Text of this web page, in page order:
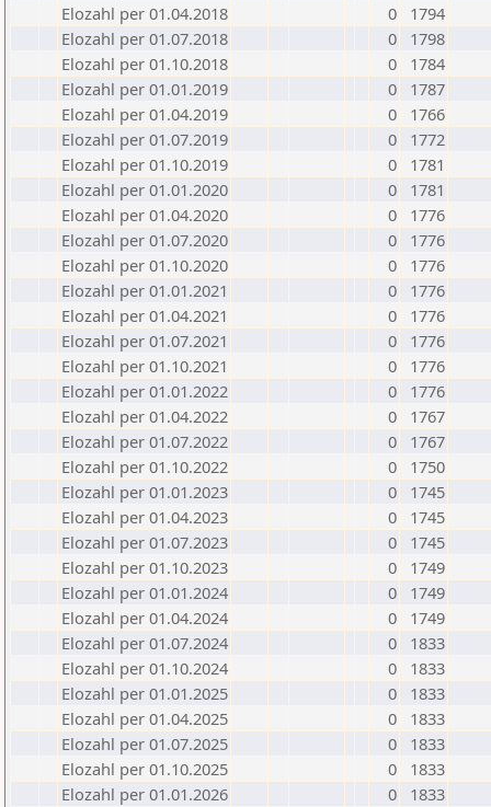
Elozahl per 01.04.2018
0
1794
Elozahl per 01.07.2018
0
1798
Elozahl per 01.10.2018
0
1784
Elozahl per 01.01.2019
0
1787
Elozahl per 01.04.2019
0
1766
Elozahl per 01.07.2019
0
1772
Elozahl per 01.10.2019
0
1781
Elozahl per 01.01.2020
0
1781
Elozahl per 01.04.2020
0
1776
Elozahl per 01.07.2020
0
1776
Elozahl per 01.10.2020
0
1776
Elozahl per 01.01.2021
0
1776
Elozahl per 01.04.2021
0
1776
Elozahl per 01.07.2021
0
1776
Elozahl per 01.10.2021
0
1776
Elozahl per 01.01.2022
0
1776
Elozahl per 01.04.2022
0
1767
Elozahl per 01.07.2022
0
1767
Elozahl per 01.10.2022
0
1750
Elozahl per 01.01.2023
0
1745
Elozahl per 01.04.2023
0
1745
Elozahl per 01.07.2023
0
1745
Elozahl per 01.10.2023
0
1749
Elozahl per 01.01.2024
0
1749
Elozahl per 01.04.2024
0
1749
Elozahl per 01.07.2024
0
1833
Elozahl per 01.10.2024
0
1833
Elozahl per 01.01.2025
0
1833
Elozahl per 01.04.2025
0
1833
Elozahl per 01.07.2025
0
1833
Elozahl per 01.10.2025
0
1833
Elozahl per 01.01.2026
0
1833